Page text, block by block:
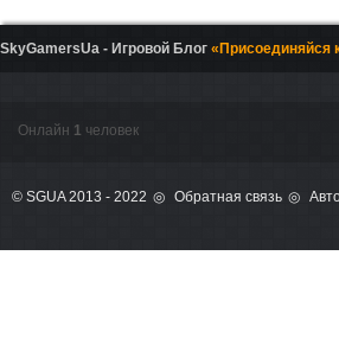
SkyGamersUa - Игровой Блог «Присоединяйся
Онлайн 1 человек
© SGUA 2013 - 2022 Обратная связь